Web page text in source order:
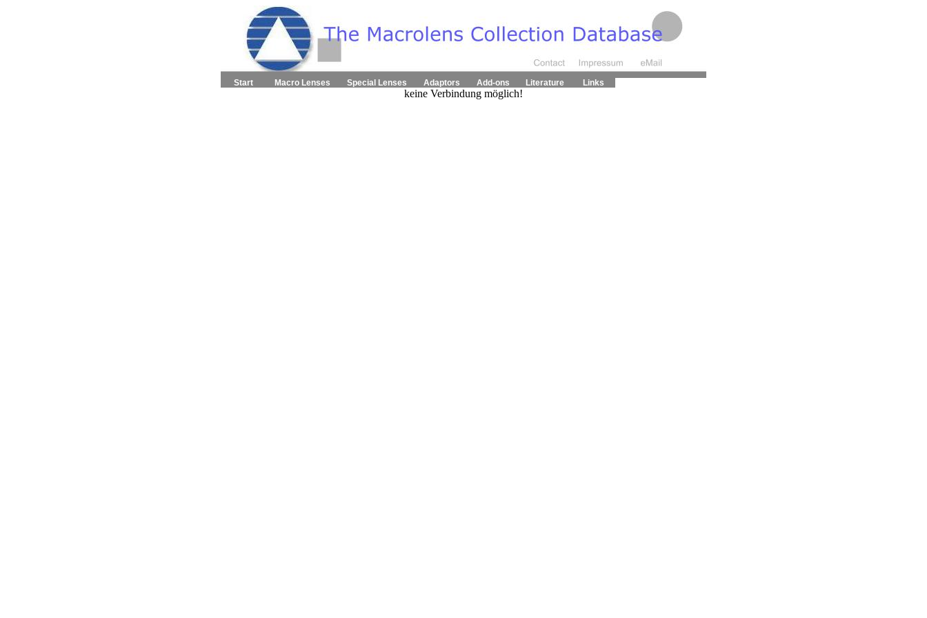
Start Macro Lenses Special Lenses Adaptors Add-ons Literature Links
keine Verbindung möglich!